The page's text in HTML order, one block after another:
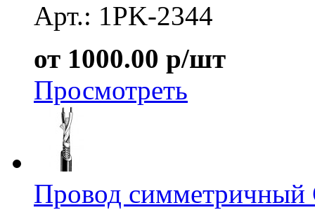
Арт.: 1PK-2344
от 1000.00 р/шт
Просмотреть
Провод симметричный